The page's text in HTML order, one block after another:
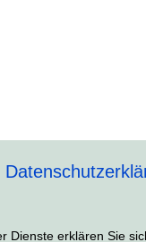
erklären Sie